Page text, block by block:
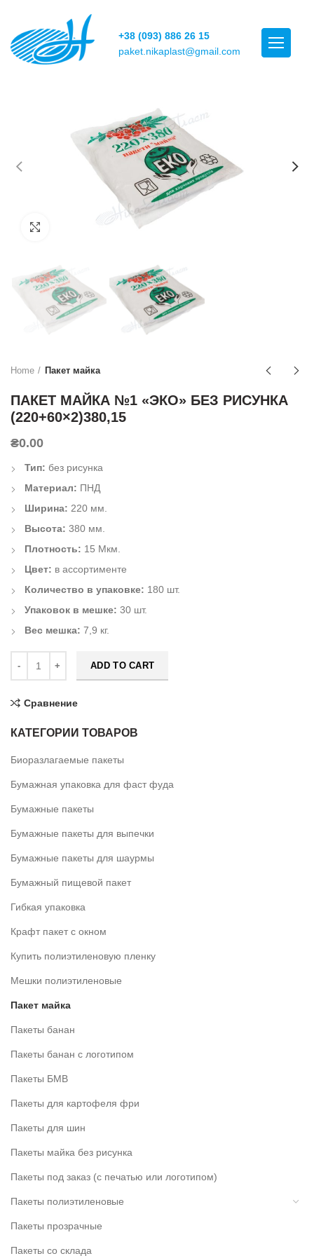
+38 (093) 886 26 15
paket.nikaplast@gmail.com
Home Пакет майка
ПАКЕТ МАЙКА №1 «ЭКО» БЕЗ РИСУНКА
(220+60×2)380,15
₴0.00
Тип: без рисунка
Материал: ПНД
Ширина: 220 мм.
Высота: 380 мм.
Плотность: 15 Мкм.
Цвет: в ассортименте
Количество в упаковке: 180 шт.
Упаковок в мешке: 30 шт.
Вес мешка: 7,9 кг.
ADD TO CART
Сравнение
КАТЕГОРИИ ТОВАРОВ
Биоразлагаемые пакеты
Бумажная упаковка для фаст фуда
Бумажные пакеты
Бумажные пакеты для выпечки
Бумажные пакеты для шаурмы
Бумажный пищевой пакет
Гибкая упаковка
Крафт пакет с окном
Купить полиэтиленовую пленку
Мешки полиэтиленовые
Пакет майка
Пакеты банан
Пакеты банан с логотипом
Пакеты БМВ
Пакеты для картофеля фри
Пакеты для шин
Пакеты майка без рисунка
Пакеты под заказ (с печатью или логотипом)
Пакеты полиэтиленовые
Пакеты прозрачные
Пакеты со склада